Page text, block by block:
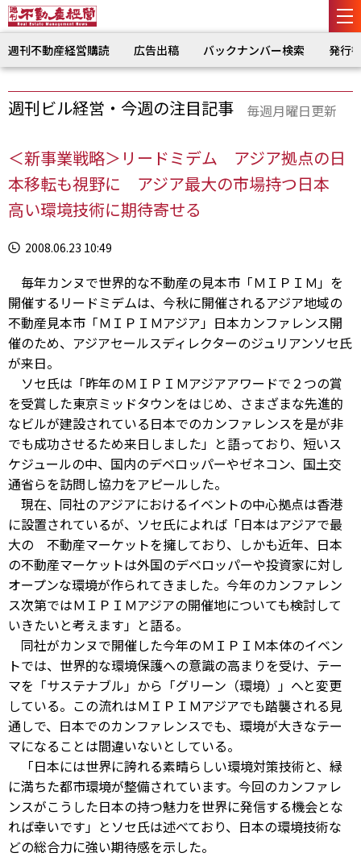
週刊不動産経営購読 広告出稿 バックナンバー検索 発行
週刊ビル経営・今週の注目記事 毎週月曜日更新
＜新事業戦略＞リードミデム アジア拠点の日
本移転も視野に アジア最大の市場持つ日本
高い環境技術に期待寄せる
2008.06.23 10:49
毎年カンヌで世界的な不動産の見本市「ＭＩＰＩＭ」を
開催するリードミデムは、今秋に開催されるアジア地域の
不動産見本市「ＭＩＰＩＭアジア」日本カンファレンス開
催のため、アジアセールスディレクターのジュリアンソセ氏
が来日。
ソセ氏は「昨年のＭＩＰＩＭアジアアワードで２つの賞
を受賞した東京ミッドタウンをはじめ、さまざまな先進的
なビルが建設されている日本でのカンファレンスを是が非
でも成功させるため来日しました」と語っており、短いス
ケジュールの中、国内のデベロッパーやゼネコン、国土交
通省らを訪問し協力をアピールした。
現在、同社のアジアにおけるイベントの中心拠点は香港
に設置されているが、ソセ氏によれば「日本はアジアで最
大の 不動産マーケットを擁しており、しかも近年、日本
の不動産マーケットは外国のデベロッパーや投資家に対し
オープンな環境が作られてきました。今年のカンファレン
ス次第ではＭＩＰＩＭアジアの開催地についても検討して
いきたいと考えます」と語る。
同社がカンヌで開催した今年のＭＩＰＩＭ本体のイベン
トでは、世界的な環境保護への意識の高まりを受け、テー
マを「サステナブル」から「グリーン（環境）」へと変更
している。この流れはＭＩＰＩＭアジアでも踏襲される見
通しで、日本でのカンファレンスでも、環境が大きなテー
マになることは間違いないとしている。
「日本には世界に誇れる素晴らしい環境対策技術と、緑
に満ちた都市環境が整備されています。今回のカンファレ
ンスがこうした日本の持つ魅力を世界に発信する機会とな
れば幸いです」とソセ氏は述べており、日本の環境技術な
どの総合力に強い期待感を示した。